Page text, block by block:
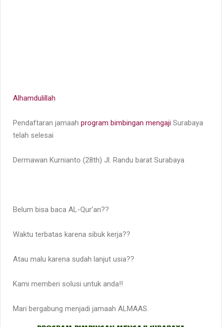
Alhamdulillah
Pendaftaran jamaah program bimbingan mengaji Surabaya
telah selesai
Dermawan Kurnianto (28th) Jl. Randu barat Surabaya
Belum bisa baca AL-Qur’an??
Waktu terbatas karena sibuk kerja??
Atau malu karena sudah lanjut usia??
Kami memberi solusi untuk anda!!
Mari bergabung menjadi jamaah ALMAAS.